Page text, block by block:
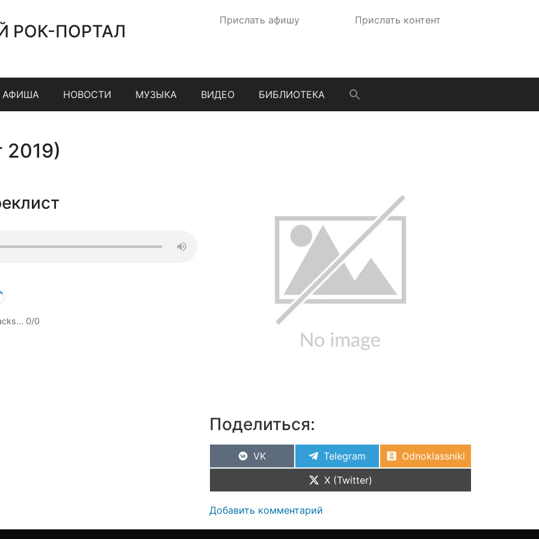
РОК-ПОРТАЛ
Прислать афишу Прислать контент
АФИША НОВОСТИ МУЗЫКА ВИДЕО БИБЛИОТЕКА
2019)
0/0
Поделиться:
VK Telegram
Odnoklassniki
X (Twitter)
Добавить комментарий